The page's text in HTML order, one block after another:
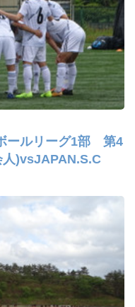
ールリーグ1部 第4
)vsJAPAN.S.C